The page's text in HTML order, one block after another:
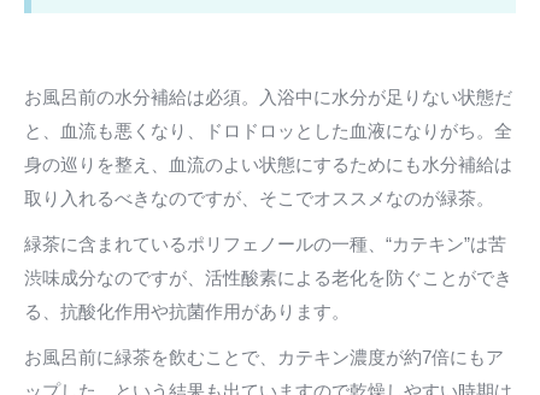
お風呂前の水分補給は必須。入浴中に水分が足りない状態だ
と、血流も悪くなり、ドロドロッとした血液になりがち。全
身の巡りを整え、血流のよい状態にするためにも水分補給は
取り入れるべきなのですが、そこでオススメなのが緑茶。
緑茶に含まれているポリフェノールの一種、“カテキン”は苦
渋味成分なのですが、活性酸素による老化を防ぐことができ
る、抗酸化作用や抗菌作用があります。
お風呂前に緑茶を飲むことで、カテキン濃度が約7倍にもア